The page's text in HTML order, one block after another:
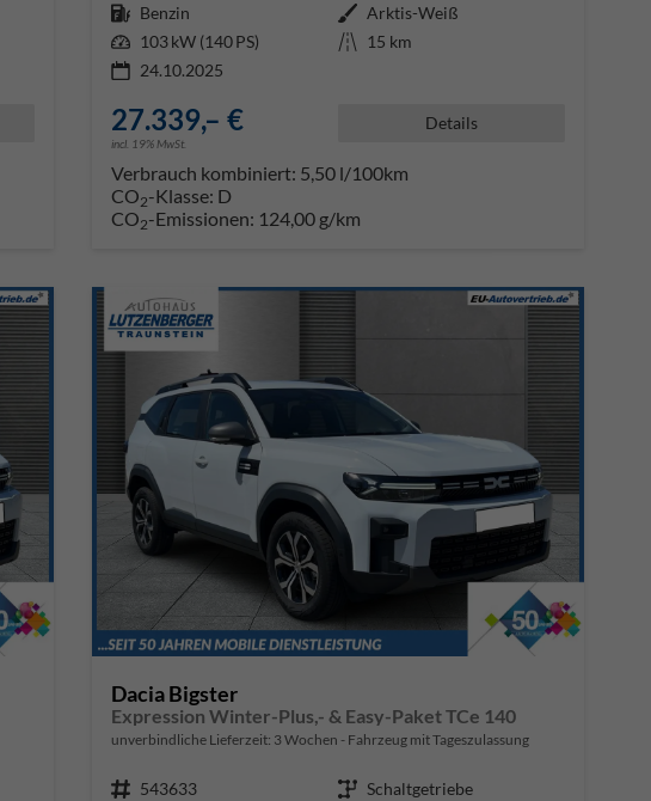
Kraftstoff Benzin Außenfarbe Arktis-Weiß
Leistung 103 kW (140 PS) Kilometerstand 15 km
24.10.2025
27.339,– €
incl. 19% MwSt.
Details
Verbrauch kombiniert: 5,50 l/100km
CO2-Klasse: D
CO2-Emissionen: 124,00 g/km
Dacia Bigster
Expression Winter-Plus,- & Easy-Paket TCe 140
unverbindliche Lieferzeit: 3 Wochen Fahrzeug mit Tageszulassung
Fahrzeugnr. 543633 Getriebe Schaltgetriebe